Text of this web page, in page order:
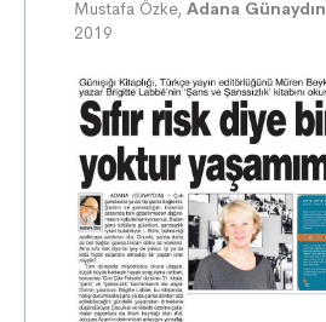
Mustafa Özke, Adana Günaydın
2019